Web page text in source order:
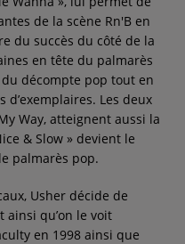
de la scène Rn'B en
du succès du côté de la
en tête du palmarès
décompte pop tout en
d’exemplaires. Les deux
Way, atteignent aussi la
& Slow » devient le
palmarès pop.
Usher décide de
ainsi qu’on le voit
en 1998 ainsi que